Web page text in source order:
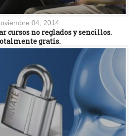
04, 2014
cursos no reglados y sencillos.
gratis.